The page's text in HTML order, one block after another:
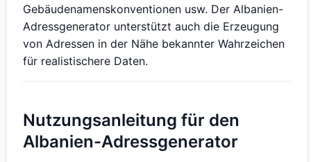
Gebäudenamenskonventionen usw. Der Albanien-
Adressgenerator unterstützt auch die Erzeugung
von Adressen in der Nähe bekannter Wahrzeichen
für realistischere Daten.
Nutzungsanleitung für den
Albanien-Adressgenerator